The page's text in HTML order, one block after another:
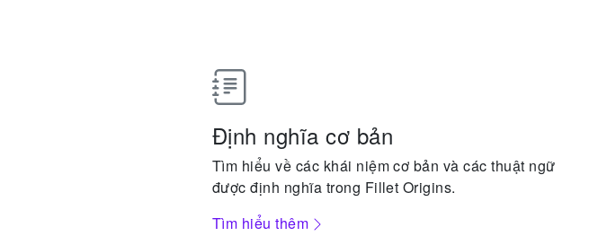
Định nghĩa cơ bản
Tìm hiểu về các khái niệm cơ bản và các thuật ngữ
được định nghĩa trong Fillet Origins.
Tìm hiểu thêm